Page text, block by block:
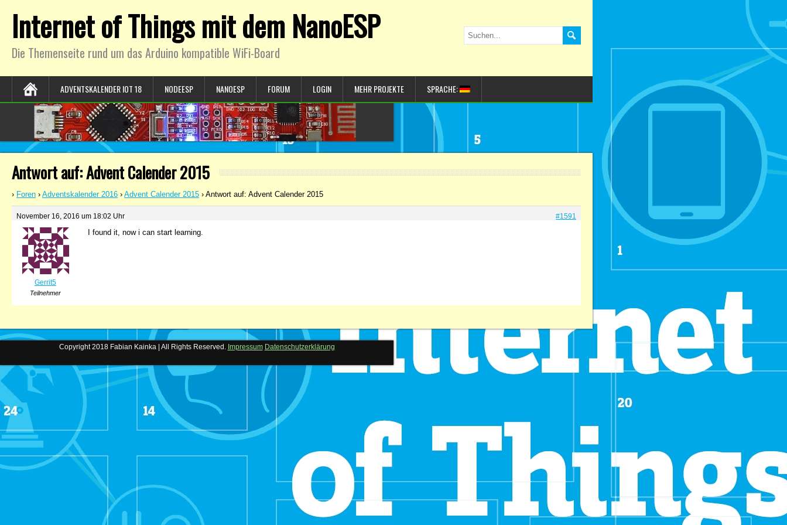
Internet of Things mit dem NanoESP
Die Themenseite rund um das Arduino kompatible WiFi-Board
ADVENTSKALENDER IOT 18 NODEESP NANOESP FORUM LOGIN MEHR PROJEKTE SPRACHE:
Antwort auf: Advent Calender 2015
› Foren › Adventskalender 2016 › Advent Calender 2015 › Antwort auf: Advent Calender 2015
November 16, 2016 um 18:02 Uhr #1591
Gerrit5
Teilnehmer
I found it, now i can start learning.
Copyright 2018 Fabian Kainka | All Rights Reserved. Impressum Datenschutzerklärung